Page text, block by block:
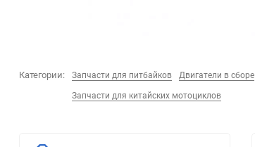
Категории: Запчасти для питбайков Двигатели в сборе
Запчасти для китайских мотоциклов